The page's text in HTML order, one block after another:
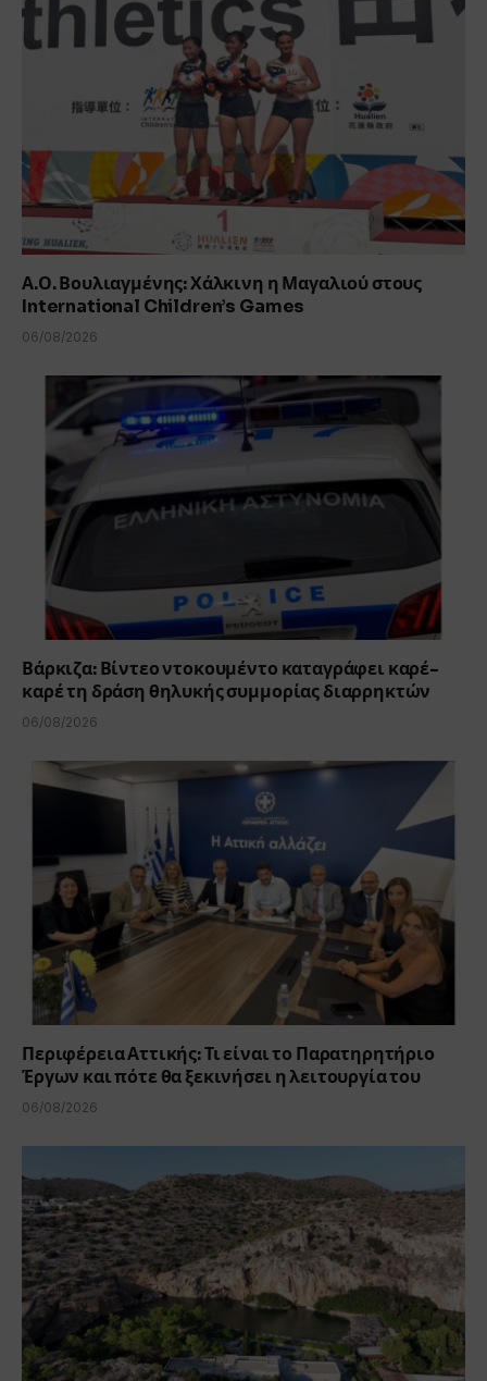
Α.Ο. Βουλιαγμένης: Χάλκινη η Μαγαλιού στους
International Children’s Games
06/08/2026
Βάρκιζα: Βίντεο ντοκουμέντο καταγράφει καρέ-
καρέ τη δράση θηλυκής συμμορίας διαρρηκτών
06/08/2026
Περιφέρεια Αττικής: Τι είναι το Παρατηρητήριο
Έργων και πότε θα ξεκινήσει η λειτουργία του
06/08/2026